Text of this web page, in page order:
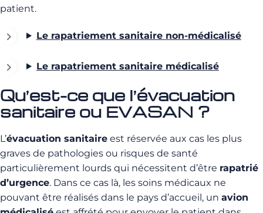
patient.
Le rapatriement sanitaire non-médicalisé
Le rapatriement sanitaire médicalisé
Qu’est-ce que l’évacuation
sanitaire ou EVASAN ?
L’évacuation sanitaire est réservée aux cas les plus
graves de pathologies ou risques de santé
particulièrement lourds qui nécessitent d’être rapatrié
d’urgence. Dans ce cas là, les soins médicaux ne
pouvant être réalisés dans le pays d’accueil, un avion